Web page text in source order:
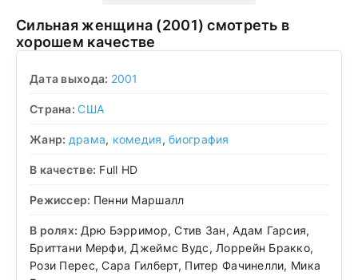
Сильная женщина (2001) смотреть в
хорошем качестве
Дата выхода: 2001
Страна:США
Жанр: драма, комедия,биография
В качестве: Full HD
Режиссер: Пенни Маршалл
В ролях: Дрю Бэрримор, Стив Зан, Адам Гарсия,
Бриттани Мерфи, Джеймс Вудс, Лоррейн Бракко,
Рози Перес, Сара Гилберт, Питер Фачинелли, Мика